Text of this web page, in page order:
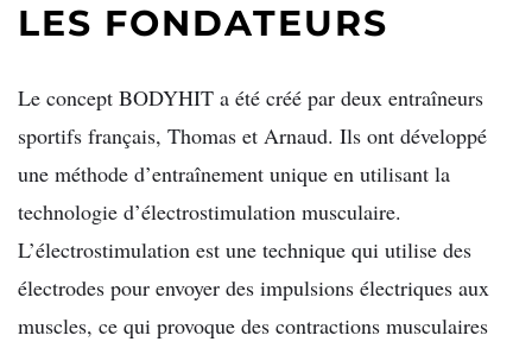
LES FONDATEURS
Le concept BODYHIT a été créé par deux entraîneurs
sportifs français, Thomas et Arnaud. Ils ont développé
une méthode d’entraînement unique en utilisant la
technologie d’électrostimulation musculaire.
L’électrostimulation est une technique qui utilise des
électrodes pour envoyer des impulsions électriques aux
muscles, ce qui provoque des contractions musculaires